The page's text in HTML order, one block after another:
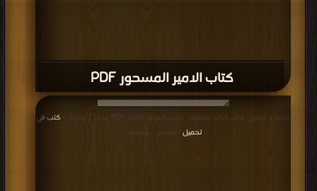
كتاب الامير المسحور PDF
قراءة و تحميل كتاب كتاب مذكرات طالب العجلة الثالثة PDF مجانا | مكتبة >
كتب في
تحميل
| التحميل : مرة/مرات